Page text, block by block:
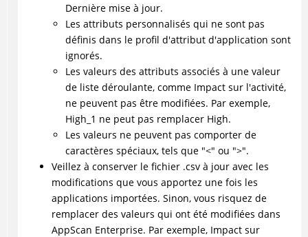
Dernière mise à jour.
Les attributs personnalisés qui ne sont pas
définis dans le profil d'attribut d'application sont
ignorés.
Les valeurs des attributs associés à une valeur
de liste déroulante, comme Impact sur l'activité,
ne peuvent pas être modifiées. Par exemple,
High_1 ne peut pas remplacer High.
Les valeurs ne peuvent pas comporter de
caractères spéciaux, tels que "<" ou ">".
Veillez à conserver le fichier .csv à jour avec les
modifications que vous apportez une fois les
applications importées. Sinon, vous risquez de
remplacer des valeurs qui ont été modifiées dans
AppScan Enterprise. Par exemple, Impact sur